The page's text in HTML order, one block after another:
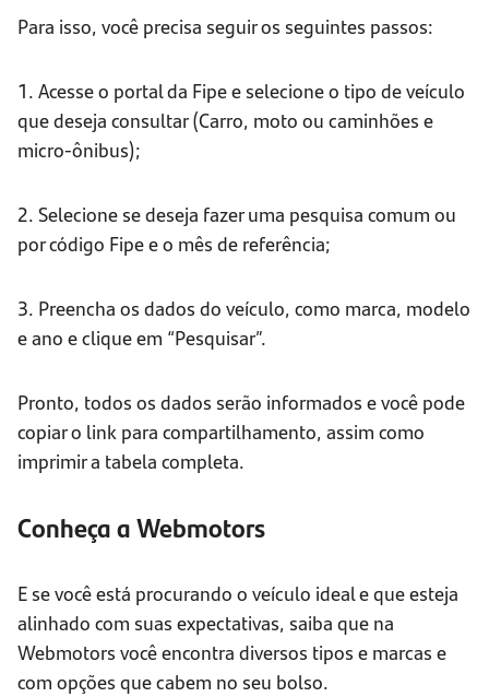
Para isso, você precisa seguir os seguintes passos:
1. Acesse o portal da Fipe e selecione o tipo de veículo
que deseja consultar (Carro, moto ou caminhões e
micro-ônibus);
2. Selecione se deseja fazer uma pesquisa comum ou
por código Fipe e o mês de referência;
3. Preencha os dados do veículo, como marca, modelo
e ano e clique em “Pesquisar”.
Pronto, todos os dados serão informados e você pode
copiar o link para compartilhamento, assim como
imprimir a tabela completa.
Conheça a Webmotors
E se você está procurando o veículo ideal e que esteja
alinhado com suas expectativas, saiba que na
Webmotors você encontra diversos tipos e marcas e
com opções que cabem no seu bolso.